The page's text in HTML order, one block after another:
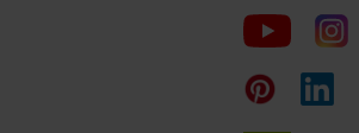
Folge
uns
auf